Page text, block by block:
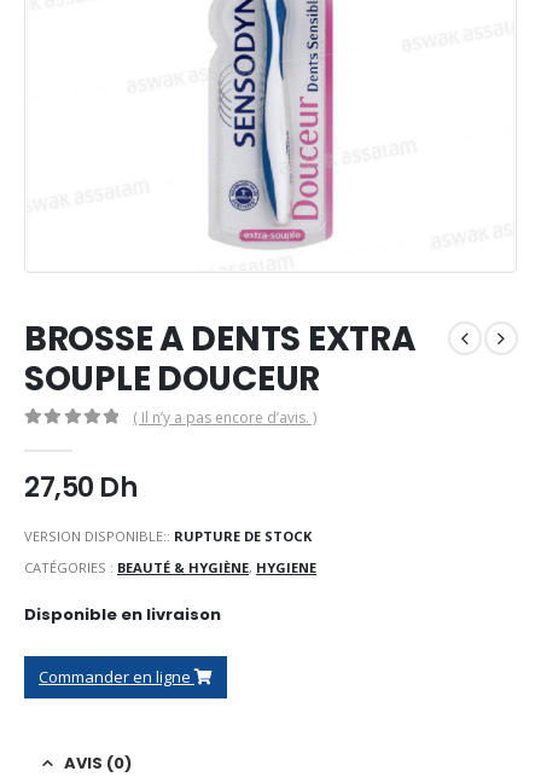
BROSSE A DENTS EXTRA
SOUPLE DOUCEUR
( Il n’y a pas encore d’avis. )
27,50 Dh
VERSION DISPONIBLE:: RUPTURE DE STOCK
CATÉGORIES : BEAUTÉ & HYGIÈNE, HYGIENE
Disponible en livraison
Commander en ligne
AVIS (0)